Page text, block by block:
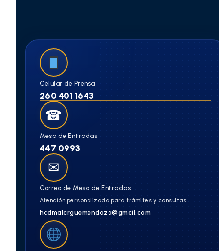
Celular de Prensa
260 401 1643
☎
Mesa de Entradas
447 0993
✉
Correo de Mesa de Entradas
Atención personalizada para trámites y consultas.
hcdmalarguemendoza@gmail.com